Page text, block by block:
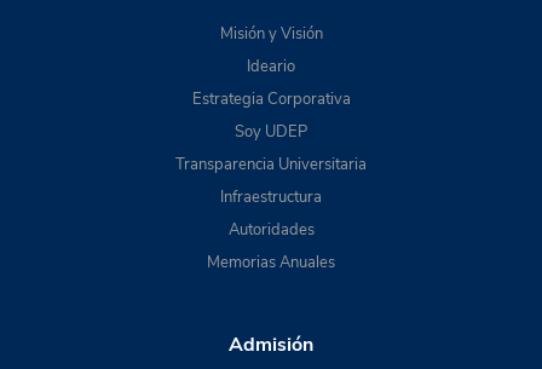
Misión y Visión
Ideario
Estrategia Corporativa
Soy UDEP
Transparencia Universitaria
Infraestructura
Autoridades
Memorias Anuales
Admisión